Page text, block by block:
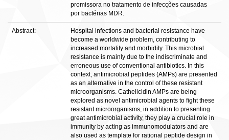
promissora no tratamento de infecções causadas
por bactérias MDR.
Abstract:
Hospital infections and bacterial resistance have
become a worldwide problem, contributing to
increased mortality and morbidity. This microbial
resistance is mainly due to the indiscriminate and
erroneous use of conventional antibiotics. In this
context, antimicrobial peptides (AMPs) are presented
as an alternative in the control of these resistant
microorganisms. Cathelicidin AMPs are being
explored as novel antimicrobial agents to fight these
resistant microorganisms, in addition to presenting
great antimicrobial activity, they play a crucial role in
immunity by acting as immunomodulators and are
also used as template for rational peptide design in